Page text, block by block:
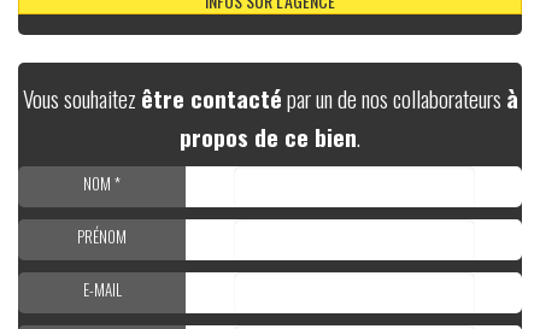
Vous souhaitez être contactépar un de nos collaborateurs à
propos de ce bien.
NOM *
PRÉNOM
E-MAIL